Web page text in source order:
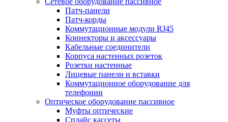
Патч-панели
Патч-корды
Коммутационные модули RJ45
Коннекторы и аксессуары
Кабельные соединители
Корпуса настенных розеток
Розетки настенные
Лицевые панели и вставки
Коммутационное оборудование для
телефонии
Оптическое оборудование пассивное
Муфты оптические
Сплайс кассеты